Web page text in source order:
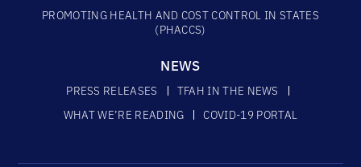
PROMOTING HEALTH AND COST CONTROL IN STATES
(PHACCS)
NEWS
PRESS RELEASES
TFAH IN THE NEWS
WHAT WE’RE READING
COVID-19 PORTAL